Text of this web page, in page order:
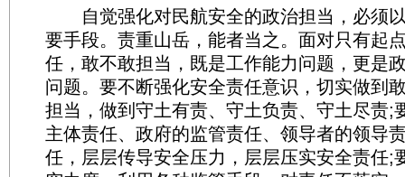
自觉强化对民航安全的政治担当，必须
要手段。责重山岳，能者当之。面对只有起
任，敢不敢担当，既是工作能力问题，更是
问题。要不断强化安全责任意识，切实做到
担当，做到守土有责、守土负责、守土尽责;
主体责任、政府的监管责任、领导者的领导
任，层层传导安全压力，层层压实安全责任;